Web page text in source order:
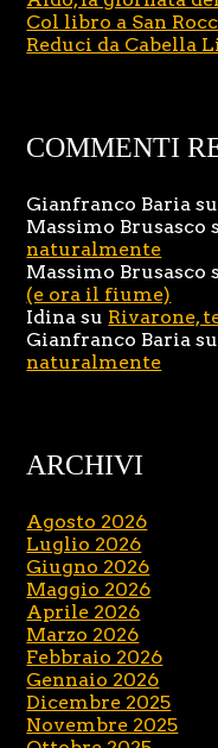
Col libro a San
Reduci da Cabella
COMMENTI
Gianfranco Baria su
Massimo Brusasco
naturalmente
Massimo Brusasco
(e ora il fiume)
Idina su Rivarone,
Gianfranco Baria su
naturalmente
ARCHIVI
Agosto 2026
Luglio 2026
Giugno 2026
Maggio 2026
Aprile 2026
Marzo 2026
Febbraio 2026
Gennaio 2026
Dicembre 2025
Novembre 2025